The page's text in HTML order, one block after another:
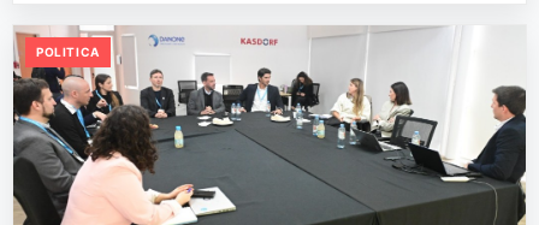
POLITICA